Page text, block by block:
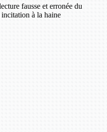
fausse et erronée du
à la haine